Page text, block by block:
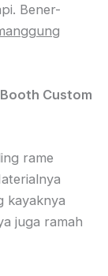
Bener-
Custom
rame
kayaknya
juga ramah